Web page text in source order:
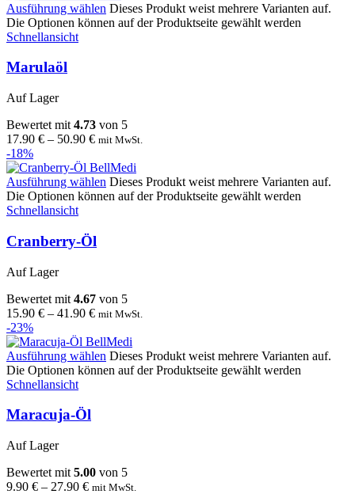
Ausführung wählen Dieses Produkt weist mehrere Varianten auf.
Die Optionen können auf der Produktseite gewählt werden
Schnellansicht
Marulaöl
Auf Lager
Bewertet mit 4.73 von 5
17.90 € – 50.90 € mit MwSt.
-18%
Ausführung wählen Dieses Produkt weist mehrere Varianten auf.
Die Optionen können auf der Produktseite gewählt werden
Schnellansicht
Cranberry-Öl
Auf Lager
Bewertet mit 4.67 von 5
15.90 € – 41.90 € mit MwSt.
-23%
Ausführung wählen Dieses Produkt weist mehrere Varianten auf.
Die Optionen können auf der Produktseite gewählt werden
Schnellansicht
Maracuja-Öl
Auf Lager
Bewertet mit 5.00 von 5
9.90 € – 27.90 € mit MwSt.